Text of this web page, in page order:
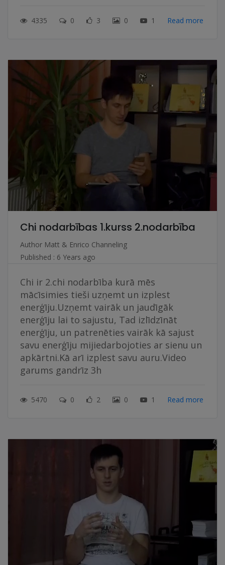
4335 0 3 0 1 Read more
Chi nodarbības 1.kurss 2.nodarbība
Author Matt & Enrico Channeling
Published : 6 Years ago
Chi ir 2.chi nodarbība kurā mēs
mācīsimies tieši uzņemt un izplest
enerģīju.Uzņemt vairāk un jaudīgāk
enerģīju lai to sajustu, Tad izlīdzīnāt
enerģīju, un patrenēties vairāk kā sajust
savu enerģīju mijiedarbojoties ar sienu un
apkārtni.Kā arī izplest savu auru.Video
garums gandrīz 3h
5470 0 2 0 1 Read more